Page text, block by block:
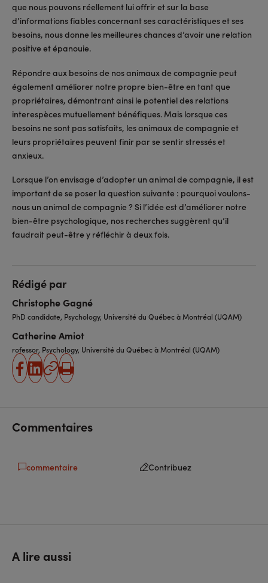
que nous pouvons réellement lui offrir et sur la base
d’informations fiables concernant ses caractéristiques et ses
besoins, nous donne les meilleures chances d’avoir une relation
positive et épanouie.
Répondre aux besoins de nos animaux de compagnie peut
également améliorer notre propre bien-être en tant que
propriétaires, démontrant ainsi le potentiel des relations
interespèces mutuellement bénéfiques. Mais lorsque ces
besoins ne sont pas satisfaits, les animaux de compagnie et
leurs propriétaires peuvent finir par se sentir stressés et
anxieux.
Lorsque l’on envisage d’adopter un animal de compagnie, il est
important de se poser la question suivante : pourquoi voulons-
nous un animal de compagnie ? Si l’idée est d’améliorer notre
bien-être psychologique, nos recherches suggèrent qu’il
faudrait peut-être y réfléchir à deux fois.
Rédigé par
Christophe Gagné
PhD candidate, Psychology, Université du Québec à Montréal (UQAM)
Catherine Amiot
rofessor, Psychology, Université du Québec à Montréal (UQAM)
partager
partager
Copier
Imprimer
Commentaires
commentaire Contribuez
A lire aussi